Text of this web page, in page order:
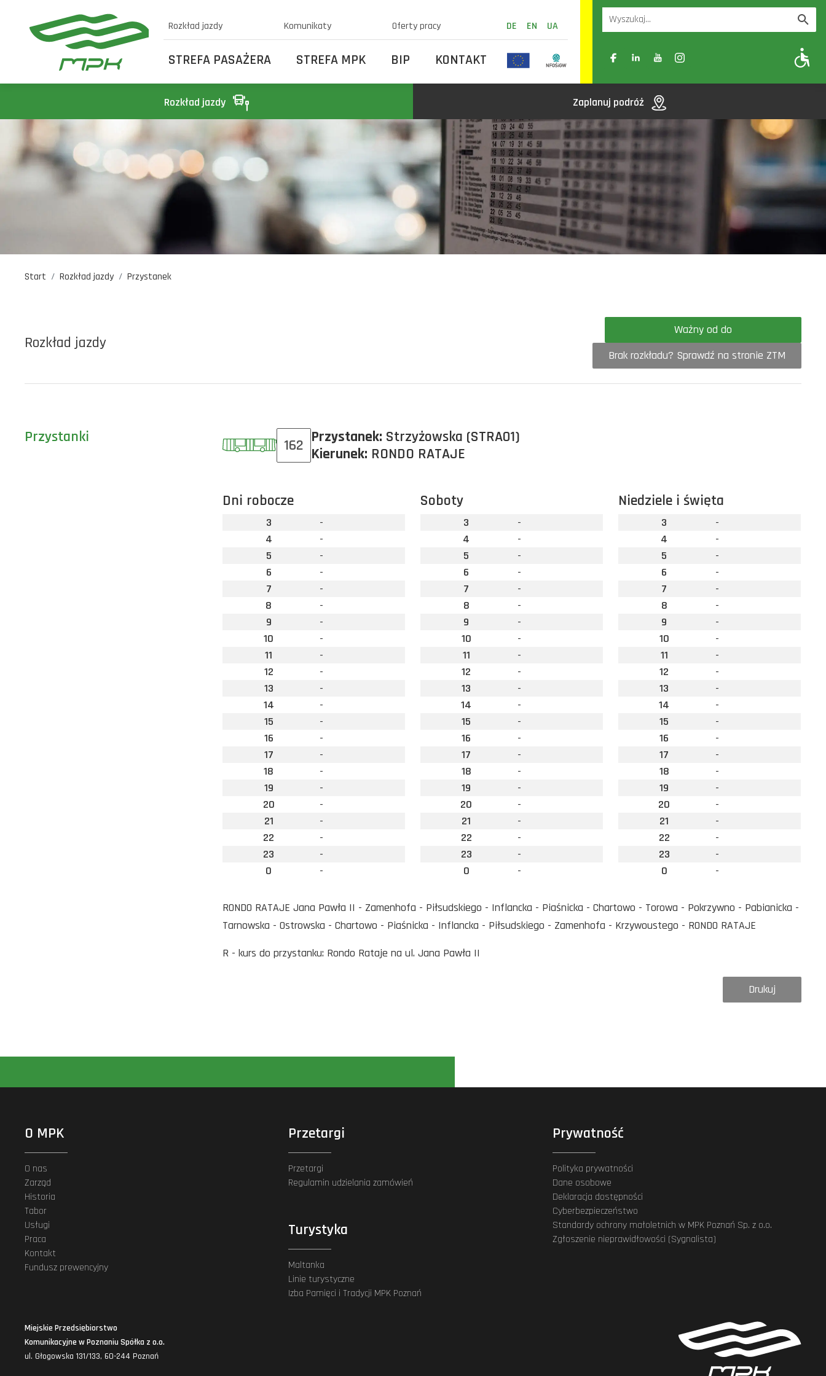
Rozkład jazdy Komunikaty Oferty pracy DE EN UA
STREFA PASAŻERA STREFA MPK BIP KONTAKT A- A A+
Rozkład jazdy Zaplanuj podróż
Start Rozkład jazdy Przystanek
Rozkład jazdy
Ważny od do
Brak rozkładu? Sprawdź na stronie ZTM
Przystanki 162 Przystanek: Strzyżowska (STRA01)
Kierunek: RONDO RATAJE
Dni robocze
3
-
4
-
5
-
6
-
7
-
8
-
9
-
10
-
11
-
12
-
13
-
14
-
15
-
16
-
17
-
18
-
19
-
20
-
21
-
22
-
23
-
0
-
Soboty
3
-
4
-
5
-
6
-
7
-
8
-
9
-
10
-
11
-
12
-
13
-
14
-
15
-
16
-
17
-
18
-
19
-
20
-
21
-
22
-
23
-
0
-
Niedziele i święta
3
-
4
-
5
-
6
-
7
-
8
-
9
-
10
-
11
-
12
-
13
-
14
-
15
-
16
-
17
-
18
-
19
-
20
-
21
-
22
-
23
-
0
-
RONDO RATAJE Jana Pawła II - Zamenhofa - Piłsudskiego - Inflancka - Piaśnicka - Chartowo - Torowa - Pokrzywno - Pabianicka -
Tarnowska - Ostrowska - Chartowo - Piaśnicka - Inflancka - Piłsudskiego - Zamenhofa - Krzywoustego - RONDO RATAJE
R - kurs do przystanku: Rondo Rataje na ul. Jana Pawła II
Drukuj
O MPK
O nas
Zarząd
Historia
Tabor
Usługi
Praca
Kontakt
Fundusz prewencyjny
Przetargi
Przetargi
Regulamin udzielania zamówień
Turystyka
Maltanka
Linie turystyczne
Izba Pamięci i Tradycji MPK Poznań
Prywatność
Polityka prywatności
Dane osobowe
Deklaracja dostępności
Cyberbezpieczeństwo
Standardy ochrony małoletnich w MPK Poznań Sp. z o.o.
Zgłoszenie nieprawidłowości (Sygnalista)
Miejskie Przedsiębiorstwo
Komunikacyjne w Poznaniu Spółka z o.o.
ul. Głogowska 131/133, 60-244 Poznań